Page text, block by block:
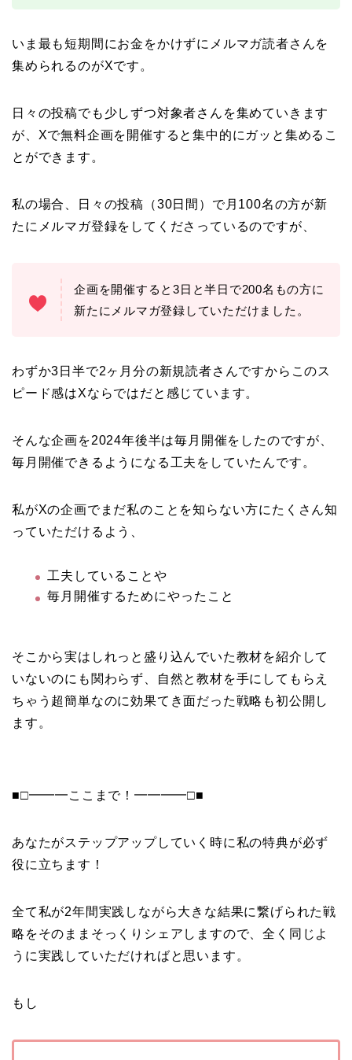
いま最も短期間にお金をかけずにメルマガ読者さんを
集められるのがXです。
日々の投稿でも少しずつ対象者さんを集めていきます
が、Xで無料企画を開催すると集中的にガッと集めるこ
とができます。
私の場合、日々の投稿（30日間）で月100名の方が新
たにメルマガ登録をしてくださっているのですが、
企画を開催すると3日と半日で200名もの方に
新たにメルマガ登録していただけました。
わずか3日半で2ヶ月分の新規読者さんですからこのス
ピード感はXならではだと感じています。
そんな企画を2024年後半は毎月開催をしたのですが、
毎月開催できるようになる工夫をしていたんです。
私がXの企画でまだ私のことを知らない方にたくさん知
っていただけるよう、
工夫していることや
毎月開催するためにやったこと
そこから実はしれっと盛り込んでいた教材を紹介して
いないのにも関わらず、自然と教材を手にしてもらえ
ちゃう超簡単なのに効果てき面だった戦略も初公開し
ます。
■□━━━ここまで！━━━━□■
あなたがステップアップしていく時に私の特典が必ず
役に立ちます！
全て私が2年間実践しながら大きな結果に繋げられた戦
略をそのままそっくりシェアしますので、全く同じよ
うに実践していただければと思います。
もし